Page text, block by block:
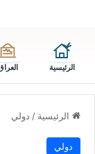
الرئيسية
الرئيسية / دولي
دولي